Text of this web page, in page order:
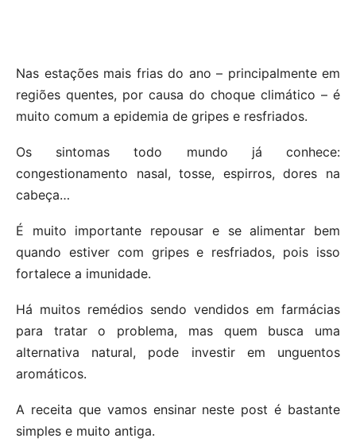
Nas estações mais frias do ano – principalmente em
regiões quentes, por causa do choque climático – é
muito comum a epidemia de gripes e resfriados.
Os sintomas todo mundo já conhece:
congestionamento nasal, tosse, espirros, dores na
cabeça…
É muito importante repousar e se alimentar bem
quando estiver com gripes e resfriados, pois isso
fortalece a imunidade.
Há muitos remédios sendo vendidos em farmácias
para tratar o problema, mas quem busca uma
alternativa natural, pode investir em unguentos
aromáticos.
A receita que vamos ensinar neste post é bastante
simples e muito antiga.